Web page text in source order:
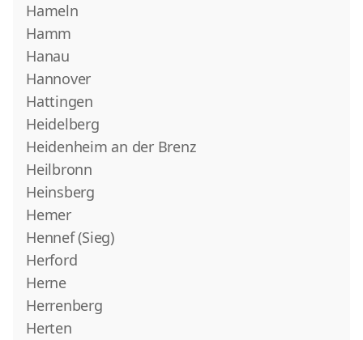
Hameln
Hamm
Hanau
Hannover
Hattingen
Heidelberg
Heidenheim an der Brenz
Heilbronn
Heinsberg
Hemer
Hennef (Sieg)
Herford
Herne
Herrenberg
Herten